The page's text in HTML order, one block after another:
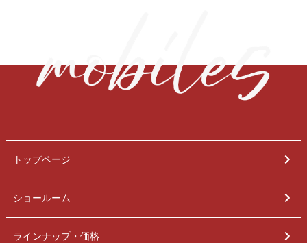
トップページ
ショールーム
ラインナップ・価格